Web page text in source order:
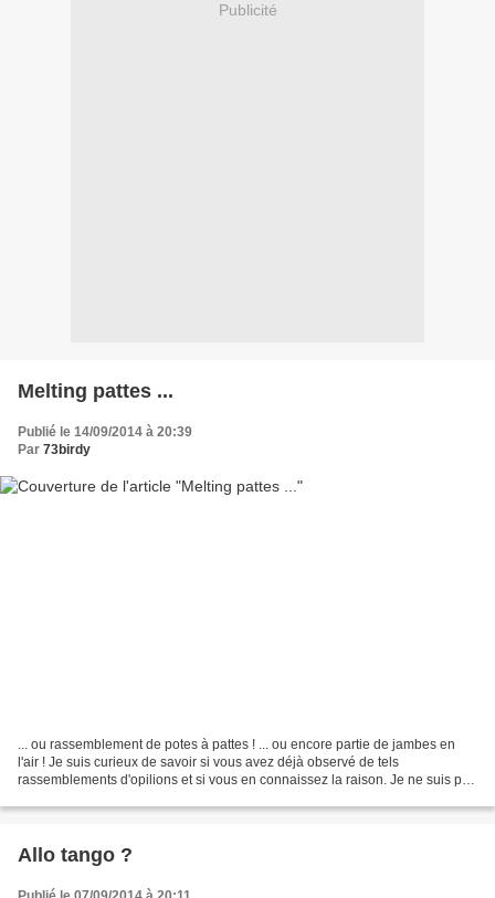
Publicité
Melting pattes ...
Publié le 14/09/2014 à 20:39
Par 73birdy
... ou rassemblement de potes à pattes ! ... ou encore partie de jambes en
l'air ! Je suis curieux de savoir si vous avez déjà observé de tels
rassemblements d'opilions et si vous en connaissez la raison. Je ne suis pas
Allo tango ?